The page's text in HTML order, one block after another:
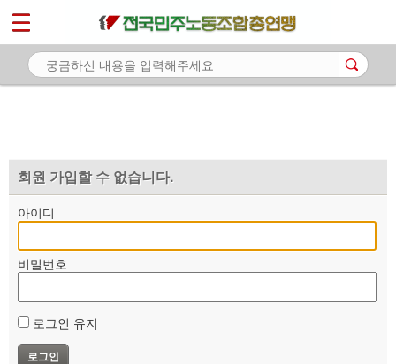
회원 가입할 수 없습니다.
아이디
비밀번호
로그인 유지
마이페이지
소개
자료
부설기관